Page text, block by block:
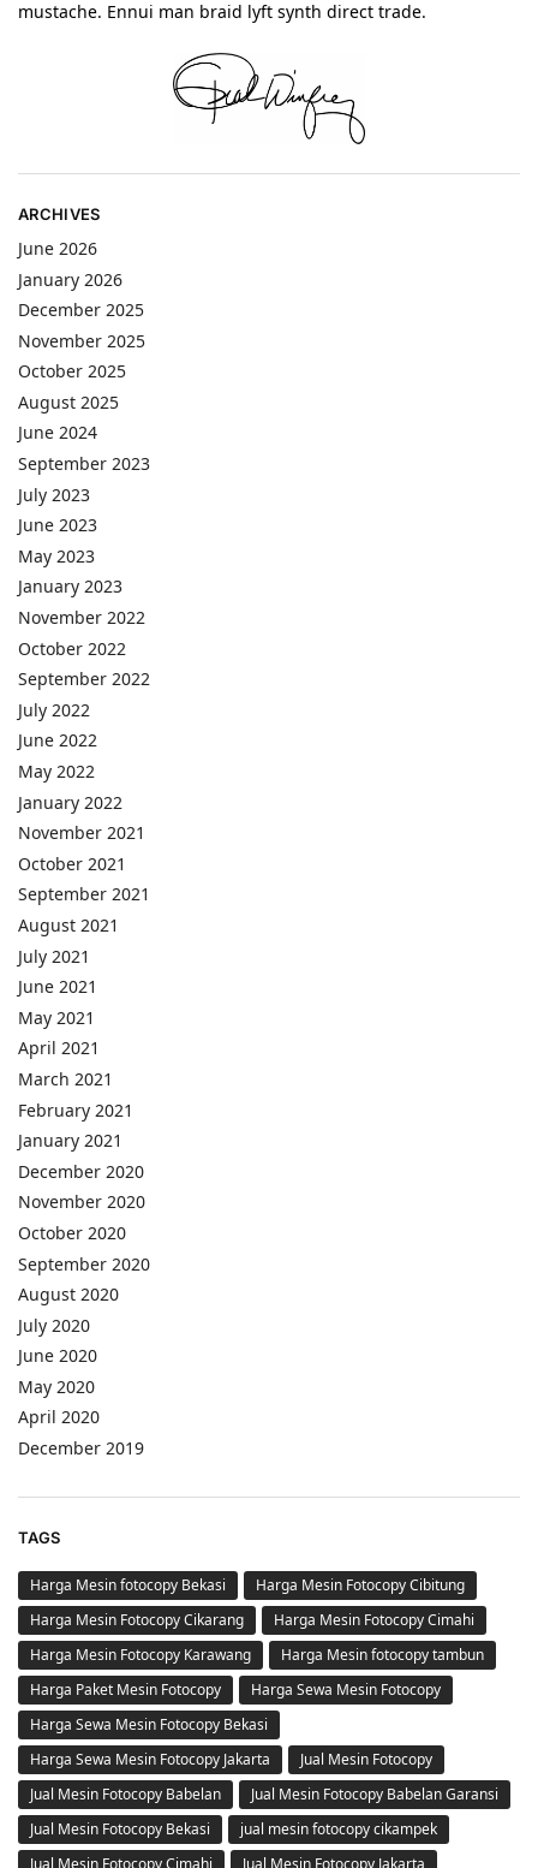
mustache. Ennui man braid lyft synth direct trade.
ARCHIVES
June 2026
January 2026
December 2025
November 2025
October 2025
August 2025
June 2024
September 2023
July 2023
June 2023
May 2023
January 2023
November 2022
October 2022
September 2022
July 2022
June 2022
May 2022
January 2022
November 2021
October 2021
September 2021
August 2021
July 2021
June 2021
May 2021
April 2021
March 2021
February 2021
January 2021
December 2020
November 2020
October 2020
September 2020
August 2020
July 2020
June 2020
May 2020
April 2020
December 2019
TAGS
Harga Mesin fotocopy Bekasi
Harga Mesin Fotocopy Cibitung
Harga Mesin Fotocopy Cikarang
Harga Mesin Fotocopy Cimahi
Harga Mesin Fotocopy Karawang
Harga Mesin fotocopy tambun
Harga Paket Mesin Fotocopy
Harga Sewa Mesin Fotocopy
Harga Sewa Mesin Fotocopy Bekasi
Harga Sewa Mesin Fotocopy Jakarta
Jual Mesin Fotocopy
Jual Mesin Fotocopy Babelan
Jual Mesin Fotocopy Babelan Garansi
Jual Mesin Fotocopy Bekasi
jual mesin fotocopy cikampek